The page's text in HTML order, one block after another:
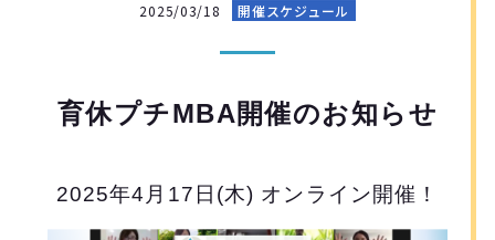
2025/03/18 開催スケジュール
育休プチMBA開催のお知らせ
2025年4月17日(木) オンライン開催！